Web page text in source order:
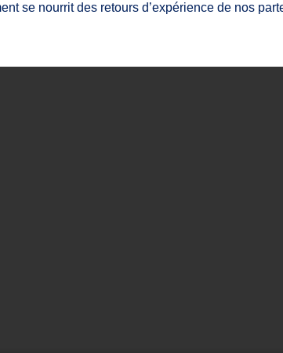
se nourrit des retours d’expérience de nos